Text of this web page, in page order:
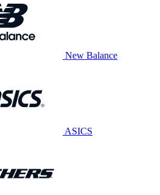
New Balance
ASICS